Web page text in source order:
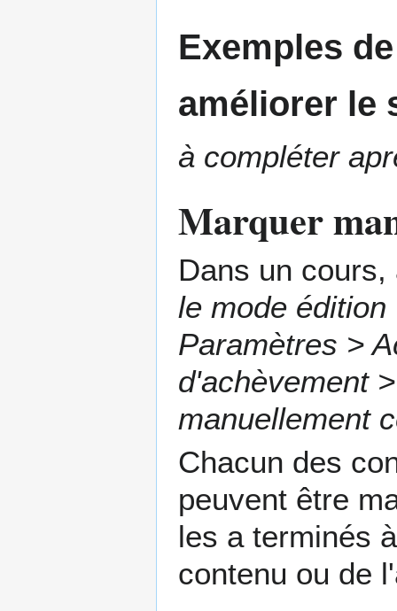
Exemples
améliorer le
à compléter
Marquer
Dans un
le mode édition
Paramètres >
d'achèvement
manuellement
Chacun des
peuvent être
les a terminés
contenu ou de